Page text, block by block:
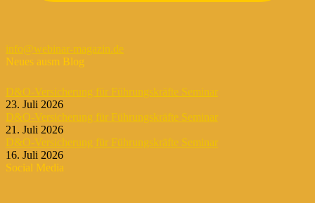
info@webinar-magazin.de
Neues ausm Blog
D&O-Versicherung für Führungskräfte Seminar
23. Juli 2026
D&O-Versicherung für Führungskräfte Seminar
21. Juli 2026
D&O-Versicherung für Führungskräfte Seminar
16. Juli 2026
Social Media